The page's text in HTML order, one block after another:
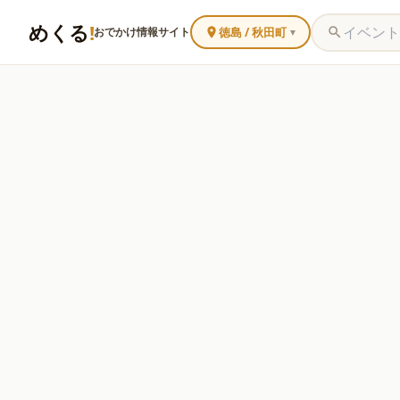
めくる!おでかけ情報サイト 徳島 / 秋田町 ▼